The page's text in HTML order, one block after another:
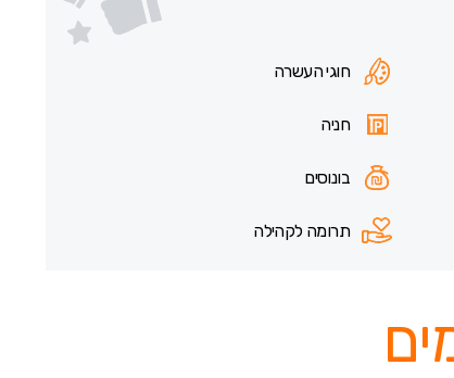
חוגי העשרה
חניה
בונוסים
תרומה לקהילה